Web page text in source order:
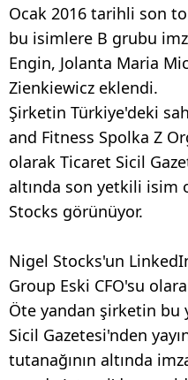
Ocak 2016 tarihli son
bu isimlere B grubu
Engin, Jolanta Maria
Zienkiewicz eklendi.
Şirketin Türkiye'deki
and Fitness Spolka Z
olarak Ticaret Sicil
altında son yetkili isim
Stocks görünüyor.
Nigel Stocks'un
Group Eski CFO'su
Öte yandan şirketin bu
Sicil Gazetesi'nden
tutanağının altında